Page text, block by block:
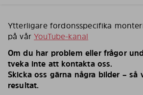
Ytterligare fordonsspecifika
på vårYouTube-kanal
Om du har problem eller frågor
tveka inte att kontakta oss.
Skicka oss gärna några bilder – så
resultat.